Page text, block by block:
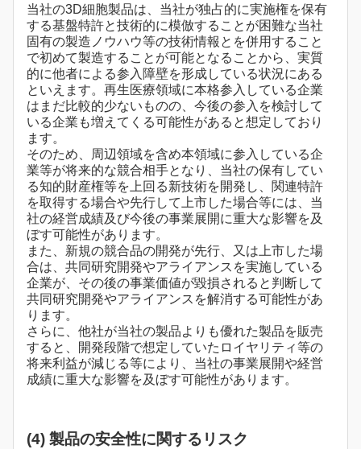
当社の3D細胞製品は、当社が独占的に実施権を保有
する基盤特許と技術的に模倣することが困難な当社
固有の製造ノウハウ等の技術情報とを併用すること
で初めて製造することが可能となることから、実質
的に他者による参入障壁を形成している状況にある
といえます。再生医療領域に本格参入している企業
はまだ比較的少ないものの、今後の参入を検討して
いる企業も増えてくる可能性があると想定しており
ます。
そのため、周辺領域を含め本領域に参入している企
業等が将来的な競合相手となり、当社の保有してい
る知的財産権等を上回る新技術を開発し、関連特許
を取得する場合や先行して上市した場合等には、当
社の経営成績及び今後の事業展開に重大な影響を及
ぼす可能性があります。
また、新規の競合品の開発が先行、又は上市した場
合は、共同研究開発やアライアンスを実施している
企業が、その後の事業価値が毀損されると判断して
共同研究開発やアライアンスを解消する可能性があ
ります。
さらに、他社が当社の製品よりも優れた製品を販売
すると、開発段階で想定していたロイヤリティ等の
将来利益が減じる等により、当社の事業展開や経営
成績に重大な影響を及ぼす可能性があります。
(4) 製品の安全性に関するリスク